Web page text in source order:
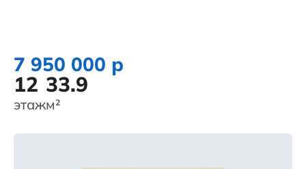
7 950 000 р
12
этаж
33.9
м²